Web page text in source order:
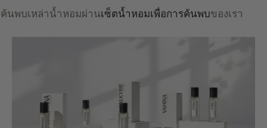
ค้นพบเหล่าน้ำหอมผ่านเซ็ตน้ำหอมเพื่อการค้นพบของเรา